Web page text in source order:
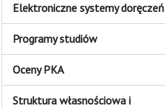
Elektroniczne systemy doręczeń
Programy studiów
Oceny PKA
Struktura własnościowa i